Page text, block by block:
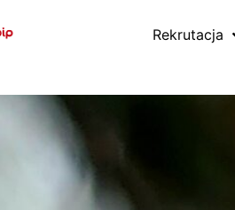
Rekrutacja